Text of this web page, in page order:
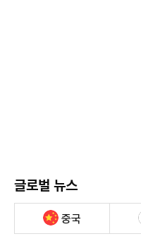
글로벌 뉴스
중국